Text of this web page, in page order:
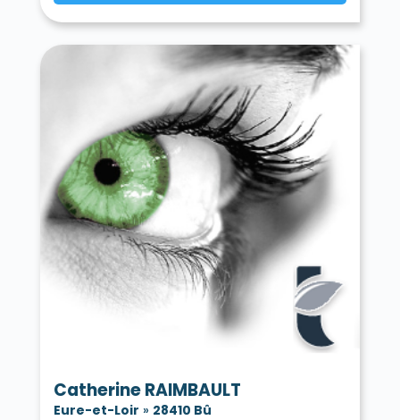
Catherine RAIMBAULT
Eure-et-Loir » 28410 Bû